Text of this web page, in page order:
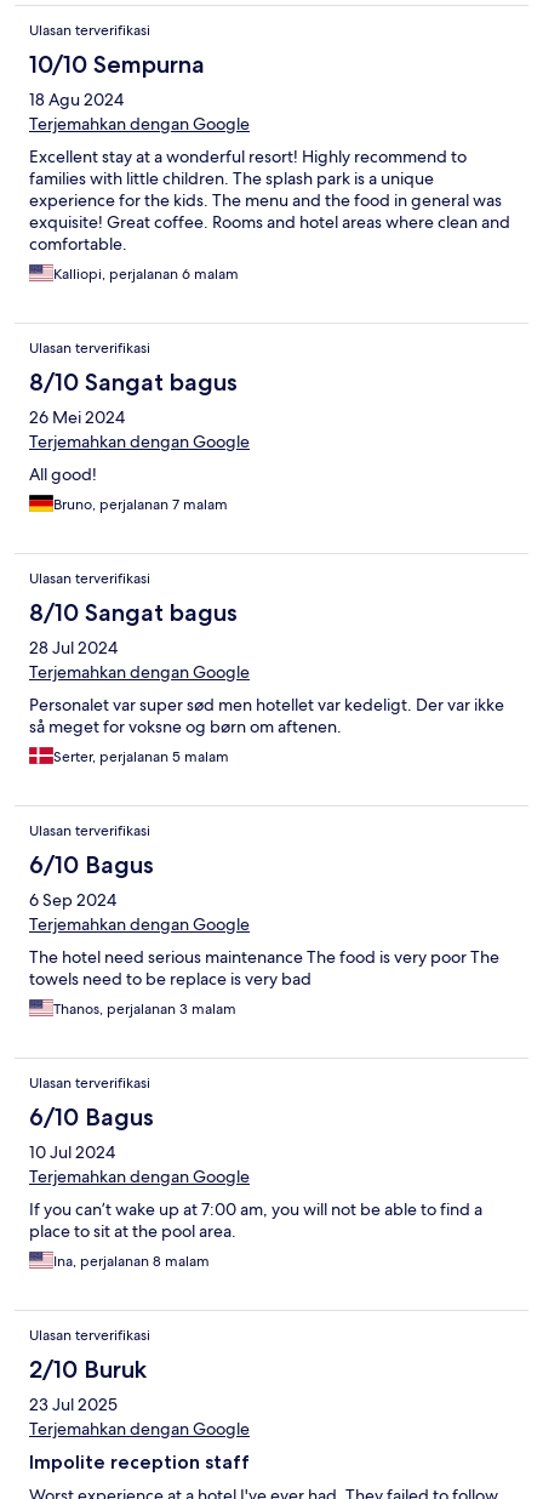
Ulasan terverifikasi
10/10 Sempurna
18 Agu 2024
Terjemahkan dengan Google
Excellent stay at a wonderful resort! Highly recommend to
families with little children. The splash park is a unique
experience for the kids. The menu and the food in general was
exquisite! Great coffee. Rooms and hotel areas where clean and
comfortable.
Kalliopi, perjalanan 6 malam
Ulasan terverifikasi
8/10 Sangat bagus
26 Mei 2024
Terjemahkan dengan Google
All good!
Bruno, perjalanan 7 malam
Ulasan terverifikasi
8/10 Sangat bagus
28 Jul 2024
Terjemahkan dengan Google
Personalet var super sød men hotellet var kedeligt. Der var ikke
så meget for voksne og børn om aftenen.
Serter, perjalanan 5 malam
Ulasan terverifikasi
6/10 Bagus
6 Sep 2024
Terjemahkan dengan Google
The hotel need serious maintenance The food is very poor The
towels need to be replace is very bad
Thanos, perjalanan 3 malam
Ulasan terverifikasi
6/10 Bagus
10 Jul 2024
Terjemahkan dengan Google
If you can’t wake up at 7:00 am, you will not be able to find a
place to sit at the pool area.
Ina, perjalanan 8 malam
Ulasan terverifikasi
2/10 Buruk
23 Jul 2025
Terjemahkan dengan Google
Impolite reception staff